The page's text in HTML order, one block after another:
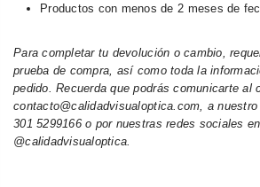
Productos con menos de 2 meses de
Para completar tu devolución o cambio,
prueba de compra, así como toda la
pedido. Recuerda que podrás comunicarte al
contacto@calidadvisualoptica.com, a
301 5299166 o por nuestras redes sociales
@calidadvisualoptica.